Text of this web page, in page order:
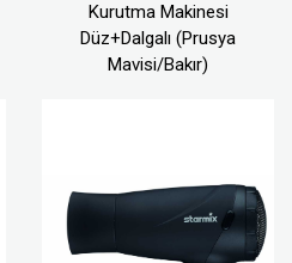
Kurutma Makinesi
Düz+Dalgalı (Prusya
Mavisi/Bakır)